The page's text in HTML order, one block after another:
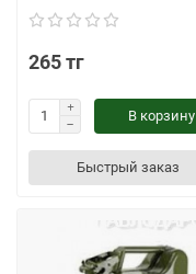
265 тг
В корзину
Быстрый заказ